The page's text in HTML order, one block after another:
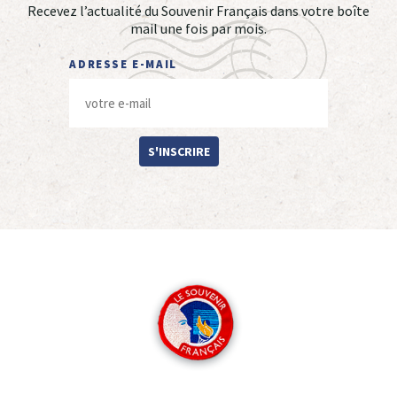
Recevez l’actualité du Souvenir Français dans votre boîte
mail une fois par mois.
ADRESSE E-MAIL
S'INSCRIRE